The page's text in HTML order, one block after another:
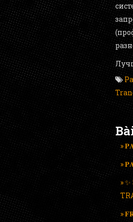
»
»
»
»